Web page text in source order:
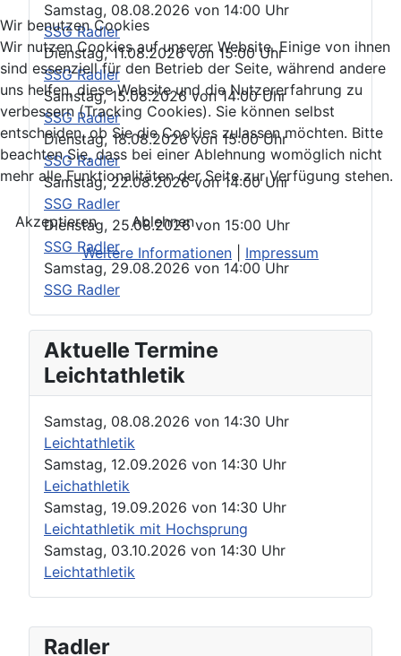
Radler
Samstag, 08.08.2026 von 14:00 Uhr
SSG Radler
Dienstag, 11.08.2026von 15:00 Uhr
SSG Radler
Samstag, 15.08.2026von14:00 Uhr
SSG Radler
Dienstag, 18.08.2026von 15:00 Uhr
SSG Radler
Samstag, 22.08.2026von14:00 Uhr
SSG Radler
Dienstag, 25.08.2026von 15:00 Uhr
SSG Radler
Samstag, 29.08.2026 von 14:00 Uhr
SSG Radler
Aktuelle Termine
Leichtathletik
Samstag, 08.08.2026 von 14:30 Uhr
Leichtathletik
Samstag, 12.09.2026 von 14:30 Uhr
Leichathletik
Samstag, 19.09.2026 von 14:30 Uhr
Leichtathletik mit Hochsprung
Samstag, 03.10.2026 von 14:30 Uhr
Leichtathletik
Wir benutzen Cookies
Wir nutzen Cookies auf unserer Website. Einige von ihnen
sind essenziell für den Betrieb der Seite, während andere
uns helfen, diese Website und die Nutzererfahrung zu
verbessern (Tracking Cookies). Sie können selbst
entscheiden, ob Sie die Cookies zulassen möchten. Bitte
beachten Sie, dass bei einer Ablehnung womöglich nicht
mehr alle Funktionalitäten der Seite zur Verfügung stehen.
Akzeptieren
Ablehnen
Weitere Informationen
Impressum